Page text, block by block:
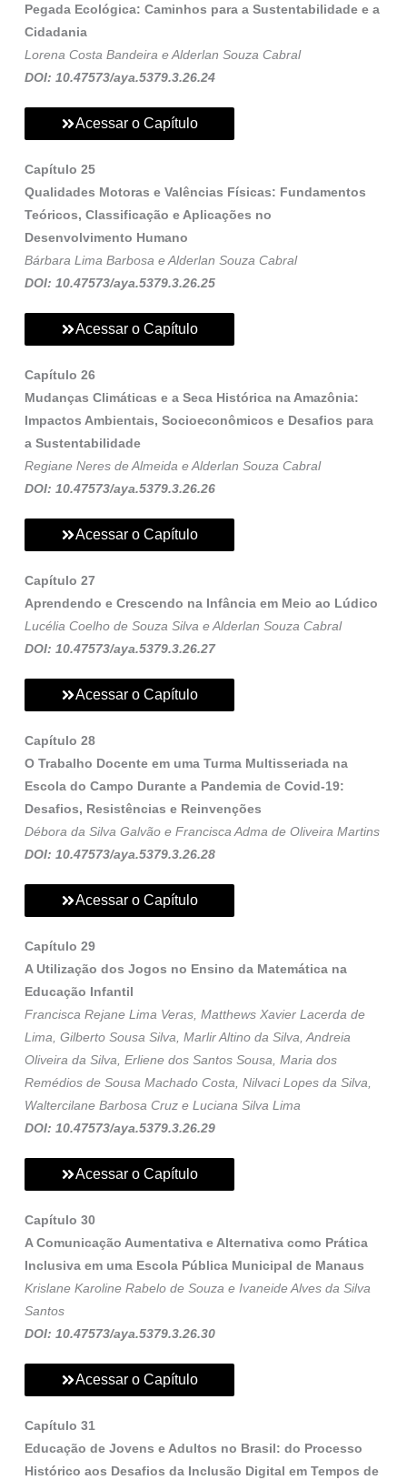
Pegada Ecológica: Caminhos para a Sustentabilidade e a
Cidadania
Lorena Costa Bandeira e Alderlan Souza Cabral
DOI: 10.47573/aya.5379.3.26.24
Acessar o Capítulo
Capítulo 25
Qualidades Motoras e Valências Físicas: Fundamentos
Teóricos, Classificação e Aplicações no
Desenvolvimento Humano
Bárbara Lima Barbosa e Alderlan Souza Cabral
DOI: 10.47573/aya.5379.3.26.25
Acessar o Capítulo
Capítulo 26
Mudanças Climáticas e a Seca Histórica na Amazônia:
Impactos Ambientais, Socioeconômicos e Desafios para
a Sustentabilidade
Regiane Neres de Almeida e Alderlan Souza Cabral
DOI: 10.47573/aya.5379.3.26.26
Acessar o Capítulo
Capítulo 27
Aprendendo e Crescendo na Infância em Meio ao Lúdico
Lucélia Coelho de Souza Silva e Alderlan Souza Cabral
DOI: 10.47573/aya.5379.3.26.27
Acessar o Capítulo
Capítulo 28
O Trabalho Docente em uma Turma Multisseriada na
Escola do Campo Durante a Pandemia de Covid-19:
Desafios, Resistências e Reinvenções
Débora da Silva Galvão e Francisca Adma de Oliveira Martins
DOI: 10.47573/aya.5379.3.26.28
Acessar o Capítulo
Capítulo 29
A Utilização dos Jogos no Ensino da Matemática na
Educação Infantil
Francisca Rejane Lima Veras, Matthews Xavier Lacerda de
Lima, Gilberto Sousa Silva, Marlir Altino da Silva, Andreia
Oliveira da Silva, Erliene dos Santos Sousa, Maria dos
Remédios de Sousa Machado Costa, Nilvaci Lopes da Silva,
Waltercilane Barbosa Cruz e Luciana Silva Lima
DOI: 10.47573/aya.5379.3.26.29
Acessar o Capítulo
Capítulo 30
A Comunicação Aumentativa e Alternativa como Prática
Inclusiva em uma Escola Pública Municipal de Manaus
Krislane Karoline Rabelo de Souza e Ivaneide Alves da Silva
Santos
DOI: 10.47573/aya.5379.3.26.30
Acessar o Capítulo
Capítulo 31
Educação de Jovens e Adultos no Brasil: do Processo
Histórico aos Desafios da Inclusão Digital em Tempos de